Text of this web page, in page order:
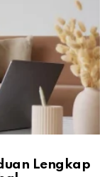
Lengkap